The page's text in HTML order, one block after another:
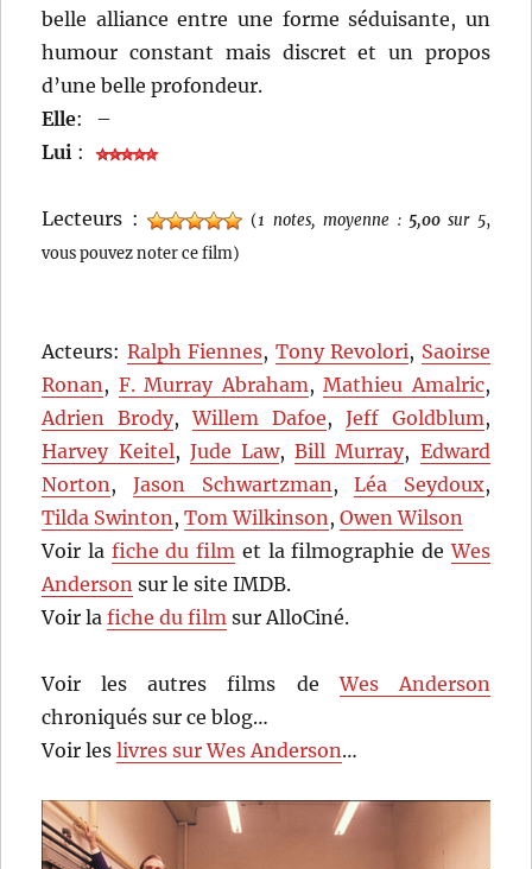
belle alliance entre une forme séduisante, un
humour constant mais discret et un propos
d’une belle profondeur.
Elle:
–
Lui :
Lecteurs : (1 notes, moyenne : 5,00sur 5,
vous pouvez noter ce film)
Acteurs: Ralph Fiennes, Tony Revolori, Saoirse
Ronan, F. Murray Abraham,Mathieu Amalric,
Adrien Brody,Willem Dafoe, Jeff Goldblum,
Harvey Keitel, Jude Law,Bill Murray, Edward
Norton, Jason Schwartzman,Léa Seydoux,
Tilda Swinton,Tom Wilkinson,Owen Wilson
Voir la fiche du film et la filmographie deWes
Anderson sur le site IMDB.
Voir lafiche du film sur AlloCiné.
Voir les autres films deWes Anderson
chroniqués sur ce blog…
Voir leslivres sur Wes Anderson…